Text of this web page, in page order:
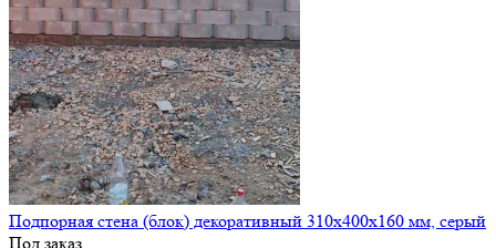
Подпорная стена (блок) декоративный 310х400х160 мм, серый
Под заказ